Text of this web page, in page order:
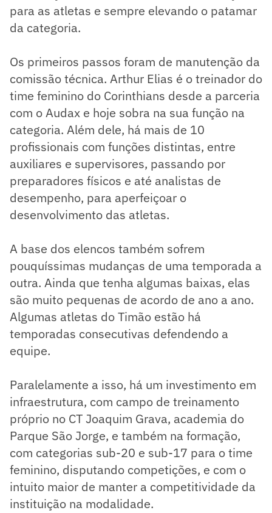
para as atletas e sempre elevando o patamar
da categoria.
Os primeiros passos foram de manutenção da
comissão técnica. Arthur Elias é o treinador do
time feminino do Corinthians desde a parceria
com o Audax e hoje sobra na sua função na
categoria. Além dele, há mais de 10
profissionais com funções distintas, entre
auxiliares e supervisores, passando por
preparadores físicos e até analistas de
desempenho, para aperfeiçoar o
desenvolvimento das atletas.
A base dos elencos também sofrem
pouquíssimas mudanças de uma temporada a
outra. Ainda que tenha algumas baixas, elas
são muito pequenas de acordo de ano a ano.
Algumas atletas do Timão estão há
temporadas consecutivas defendendo a
equipe.
Paralelamente a isso, há um investimento em
infraestrutura, com campo de treinamento
próprio no CT Joaquim Grava, academia do
Parque São Jorge, e também na formação,
com categorias sub-20 e sub-17 para o time
feminino, disputando competições, e com o
intuito maior de manter a competitividade da
instituição na modalidade.